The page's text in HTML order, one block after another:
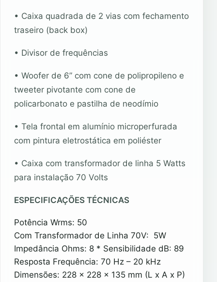
• Caixa quadrada de 2 vias com fechamento
traseiro (back box)
• Divisor de frequências
• Woofer de 6” com cone de polipropileno e
tweeter pivotante com cone de
policarbonato e pastilha de neodímio
• Tela frontal em alumínio microperfurada
com pintura eletrostática em poliéster
• Caixa com transformador de linha 5 Watts
para instalação 70 Volts
ESPECIFICAÇÕES TÉCNICAS
Potência Wrms: 50
Com Transformador de Linha 70V: 5W
Impedância Ohms: 8 * Sensibilidade dB: 89
Resposta Frequência: 70 Hz – 20 kHz
Dimensões: 228 x 228 x 135 mm (L x A x P)